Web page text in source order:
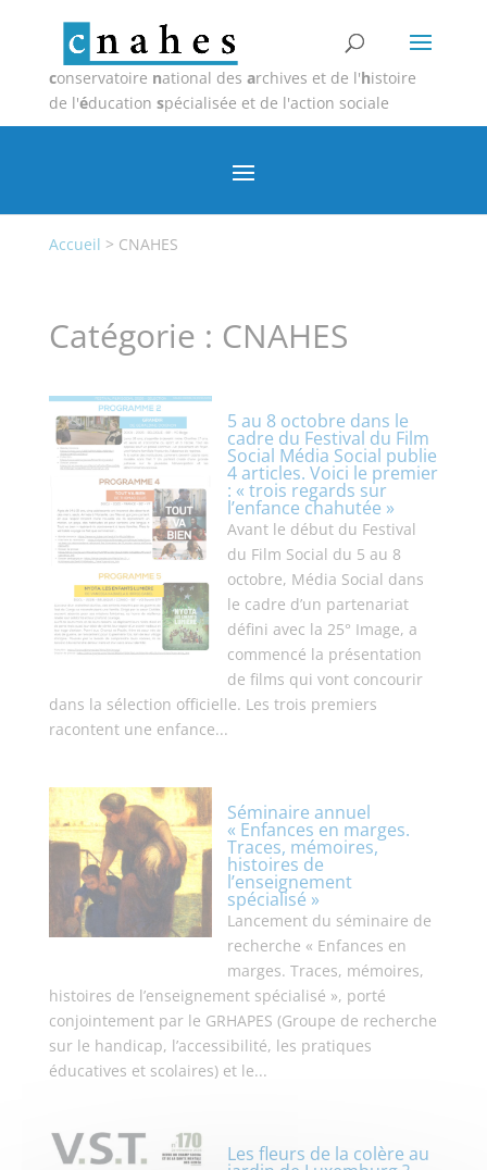
conservatoire national des archives et de l'histoire
de l'éducation spécialisée et de l'action sociale
Accueil > CNAHES
Catégorie : CNAHES
5 au 8 octobre dans le
cadre du Festival du Film
Social Média Social publie
4 articles. Voici le premier
: « trois regards sur
l’enfance chahutée »
Avant le début du Festival
du Film Social du 5 au 8
octobre, Média Social dans
le cadre d’un partenariat
défini avec la 25° Image, a
commencé la présentation
de films qui vont concourir
dans la sélection officielle. Les trois premiers
racontent une enfance...
Séminaire annuel
« Enfances en marges.
Traces, mémoires,
histoires de
l’enseignement
spécialisé »
Lancement du séminaire de
recherche « Enfances en
marges. Traces, mémoires,
histoires de l’enseignement spécialisé », porté
conjointement par le GRHAPES (Groupe de recherche
sur le handicap, l’accessibilité, les pratiques
éducatives et scolaires) et le...
Les fleurs de la colère au